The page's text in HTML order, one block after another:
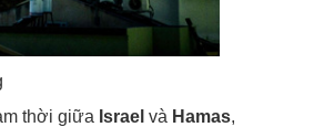
thời giữa Israel và Hamas,